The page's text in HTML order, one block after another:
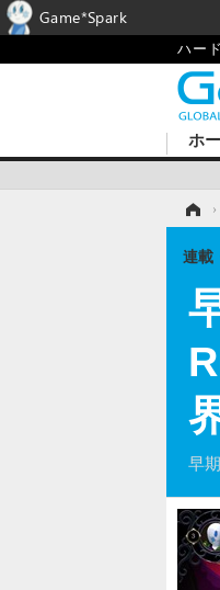
ハー
ホ
›
早
連載
Game*Spark